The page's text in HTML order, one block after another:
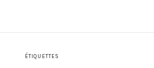
ÉTIQUETTES